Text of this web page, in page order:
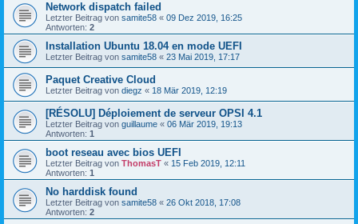
Network dispatch failed
Letzter Beitrag von samite58 « 09 Dez 2019, 16:25
Antworten: 2
Installation Ubuntu 18.04 en mode UEFI
Letzter Beitrag von samite58 « 23 Mai 2019, 17:17
Paquet Creative Cloud
Letzter Beitrag von diegz « 18 Mär 2019, 12:19
[RÉSOLU] Déploiement de serveur OPSI 4.1
Letzter Beitrag von guillaume « 06 Mär 2019, 19:13
Antworten: 1
boot reseau avec bios UEFI
Letzter Beitrag von ThomasT « 15 Feb 2019, 12:11
Antworten: 1
No harddisk found
Letzter Beitrag von samite58 « 26 Okt 2018, 17:08
Antworten: 2